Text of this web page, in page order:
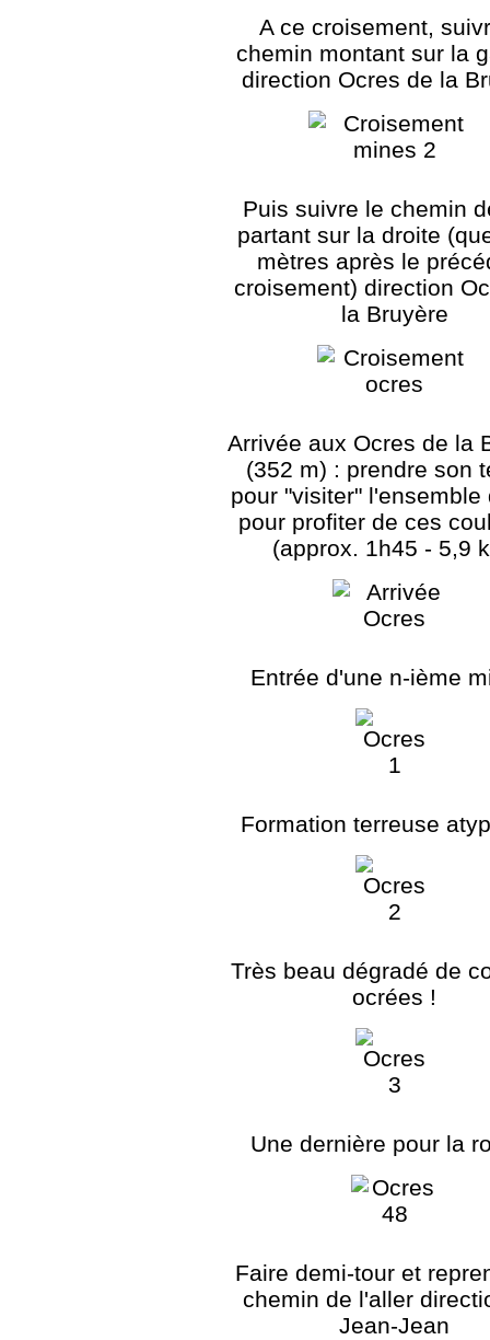
A ce croisement,
chemin montant sur la
direction Ocres de la
Puis suivre le chemin
partant sur la droite
mètres après le
croisement) direction
la Bruyère
Arrivée aux Ocres de la
(352 m) : prendre son
pour "visiter" l'ensemble
pour profiter de ces
(approx. 1h45 - 5,9
Entrée d'une n-ième
Formation terreuse
Très beau dégradé de
ocrées !
Une dernière pour la
Faire demi-tour et
chemin de l'aller
Jean-Jean